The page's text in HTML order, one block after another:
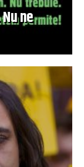
ne